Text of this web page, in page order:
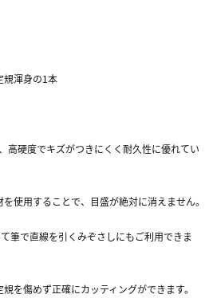
規渾身の1本
硬度でキズがつきにくく耐久性に優れてい
使用することで、目盛が絶対に消えません。
筆で直線を引くみぞさしにもご利用できま
を傷めず正確にカッティングができます。